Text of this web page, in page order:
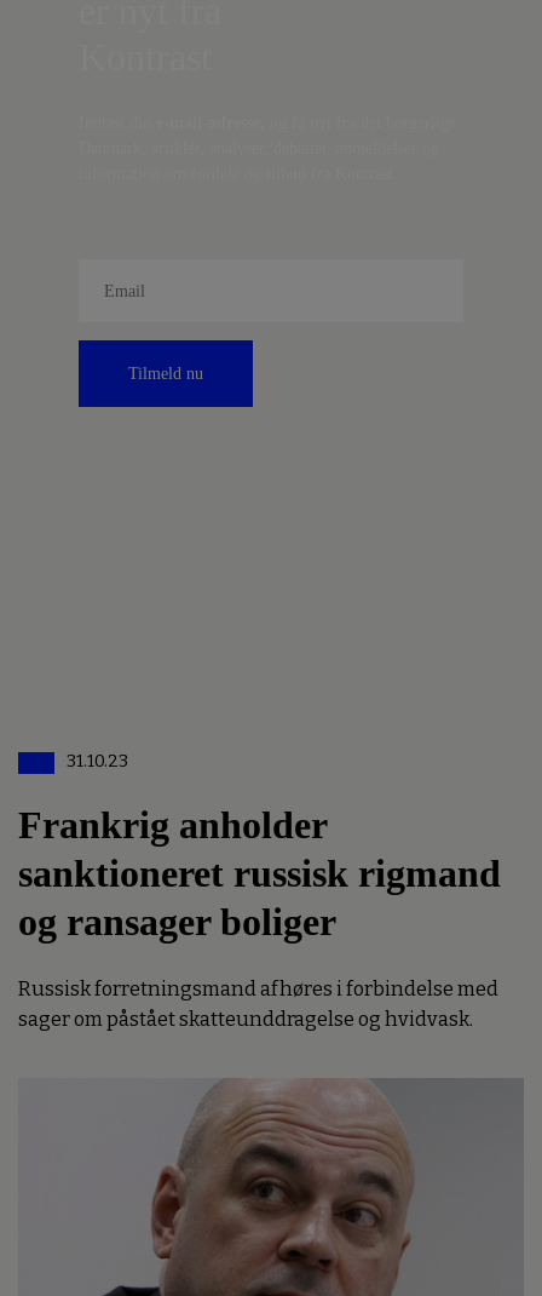
Tilmeld nu
31.10.23
Frankrig anholder
sanktioneret russisk rigmand
og ransager boliger
Russisk forretningsmand afhøres i forbindelse med
sager om påstået skatteunddragelse og hvidvask.